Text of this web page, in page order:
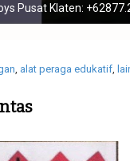
mainan luar dan
, alat peraga edukatif,